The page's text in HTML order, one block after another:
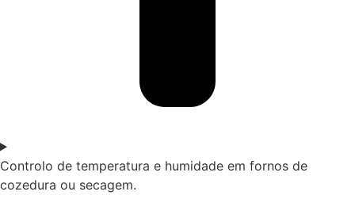
Controlo de temperatura e humidade em fornos de
cozedura ou secagem.